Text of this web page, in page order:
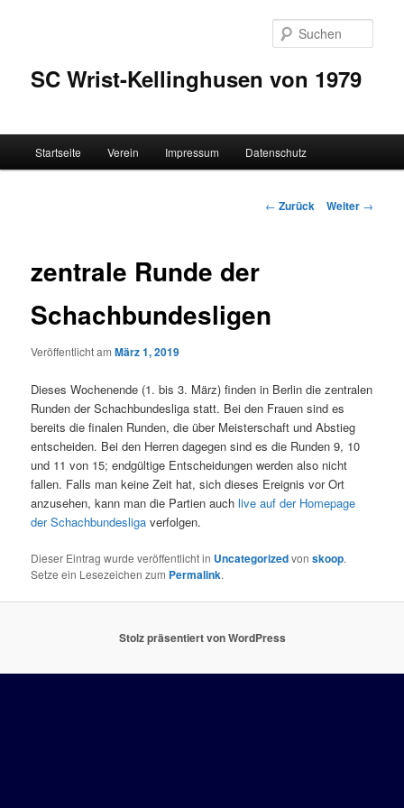
SC Wrist-Kellinghusen von 1979
Startseite Verein Impressum Datenschutz
Beitrags-
← Zurück Weiter →
zentrale Runde der
Schachbundesligen
Veröffentlicht amMärz 1, 2019
Dieses Wochenende (1. bis 3. März) finden in Berlin die zentralen
Runden der Schachbundesliga statt. Bei den Frauen sind es
bereits die finalen Runden, die über Meisterschaft und Abstieg
entscheiden. Bei den Herren dagegen sind es die Runden 9, 10
und 11 von 15; endgültige Entscheidungen werden also nicht
fallen. Falls man keine Zeit hat, sich dieses Ereignis vor Ort
anzusehen, kann man die Partien auchlive auf der Homepage
der Schachbundesliga verfolgen.
Dieser Eintrag wurde veröffentlicht in Uncategorizedvonskoop.
Setze ein Lesezeichen zum Permalink.
Stolz präsentiert von WordPress